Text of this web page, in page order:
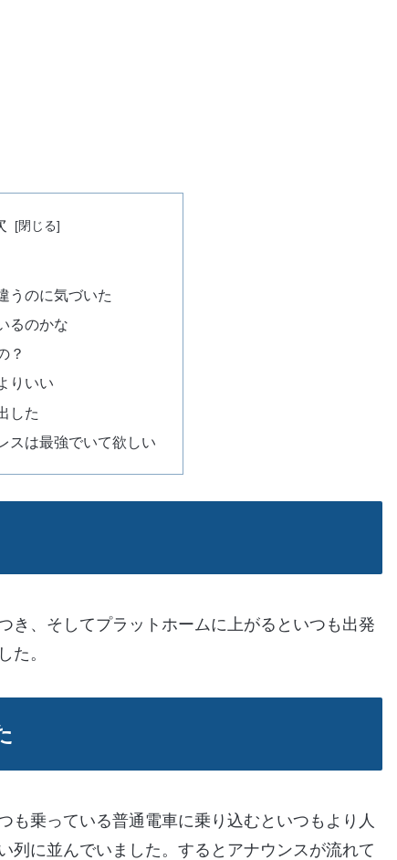
うのに気づいた
るのかな
？
りいい
した
スは最強でいて欲しい
き、そしてプラットホームに上がるといつも出発
た。
も乗っている普通電車に乗り込むといつもより人
列に並んでいました。するとアナウンスが流れて